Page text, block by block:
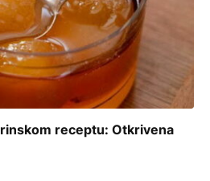
receptu: Otkrivena